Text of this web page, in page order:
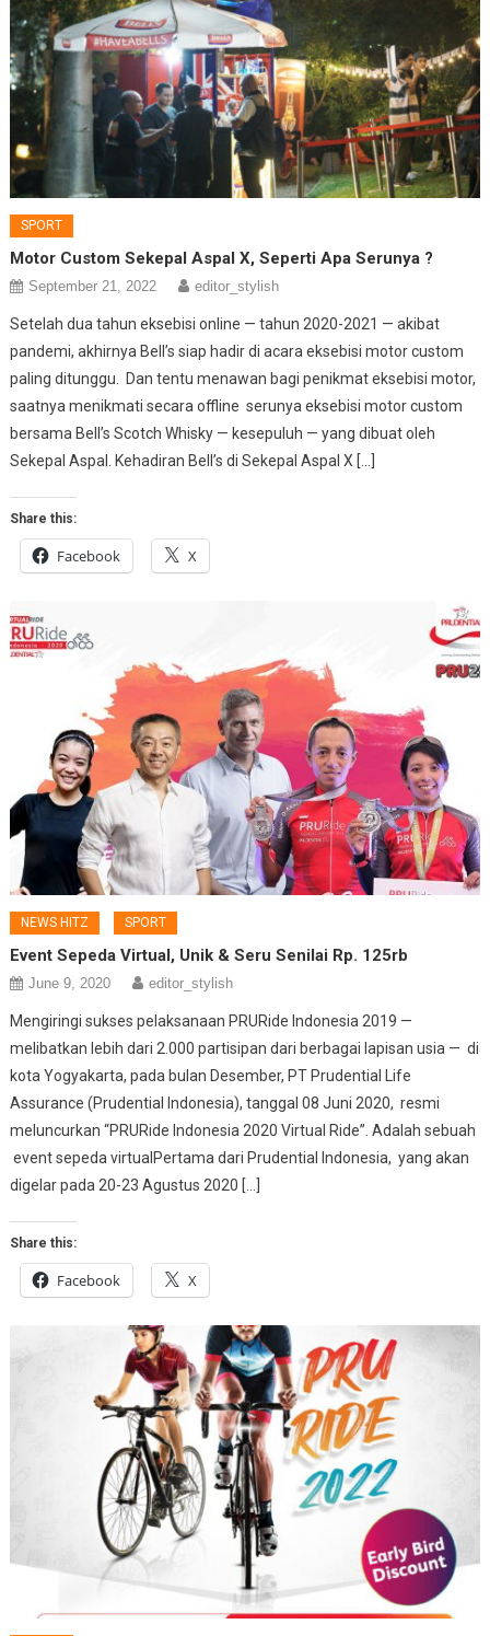
SPORT
Motor Custom Sekepal Aspal X, Seperti Apa Serunya ?
September 21, 2022 editor_stylish
Setelah dua tahun eksebisi online — tahun 2020-2021 — akibat
pandemi, akhirnya Bell’s siap hadir di acara eksebisi motor custom
paling ditunggu. Dan tentu menawan bagi penikmat eksebisi motor,
saatnya menikmati secara offline serunya eksebisi motor custom
bersama Bell’s Scotch Whisky — kesepuluh — yang dibuat oleh
Sekepal Aspal. Kehadiran Bell’s di Sekepal Aspal X […]
Share this:
Facebook X
NEWS HITZ SPORT
Event Sepeda Virtual, Unik & Seru Senilai Rp. 125rb
June 9, 2020 editor_stylish
Mengiringi sukses pelaksanaan PRURide Indonesia 2019 —
melibatkan lebih dari 2.000 partisipan dari berbagai lapisan usia — di
kota Yogyakarta, pada bulan Desember, PT Prudential Life
Assurance (Prudential Indonesia), tanggal 08 Juni 2020, resmi
meluncurkan “PRURide Indonesia 2020 Virtual Ride”. Adalah sebuah
event sepeda virtualPertama dari Prudential Indonesia, yang akan
digelar pada 20-23 Agustus 2020 […]
Share this:
Facebook X